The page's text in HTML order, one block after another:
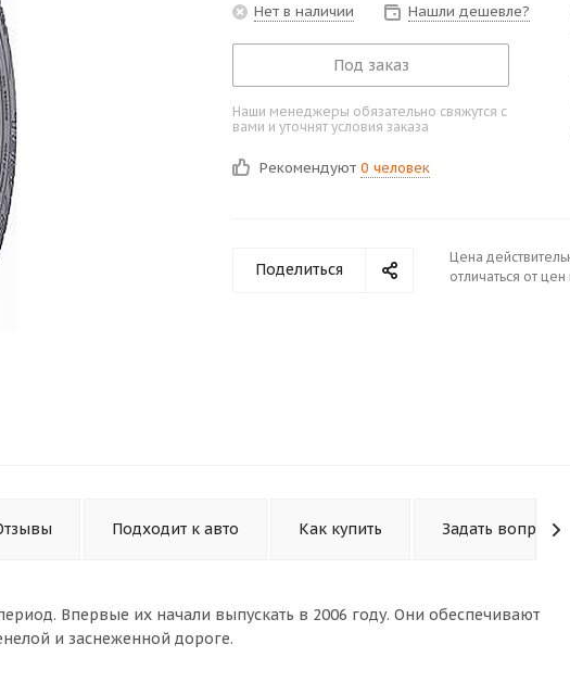
Нет в наличии Нашли дешевле?
Под заказ
Наши менеджеры обязательно свяжутся с
вами и уточнят условия заказа
Рекомендуют 0 человек
Поделиться
Цена
отличаться от
Подходит к авто Как купить Задать вопрос
Впервые их начали выпускать в 2006 году. Они обеспечивают
и заснеженной дороге.